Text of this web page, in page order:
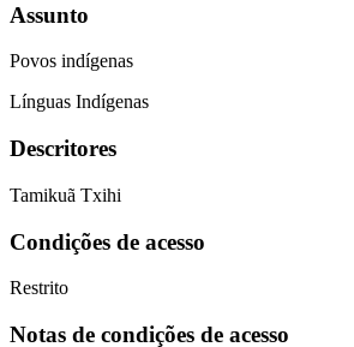
Assunto
Povos indígenas
Línguas Indígenas
Descritores
Tamikuã Txihi
Condições de acesso
Restrito
Notas de condições de acesso